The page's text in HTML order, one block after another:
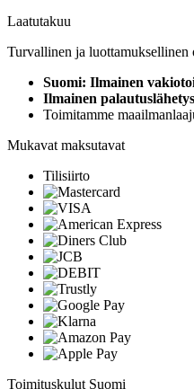
Laatutakuu
Turvallinen ja luottamuksellinen
Suomi: Ilmainen
Ilmainen palautuslähetys
Toimitamme
Mukavat maksutavat
Tilisiirto
Toimituskulut Suomi